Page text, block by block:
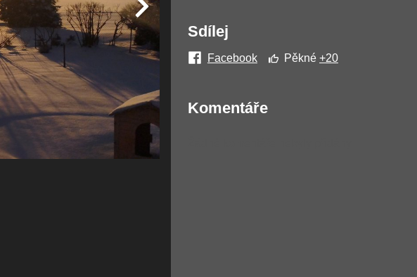
Sdílej
Facebook Pěkné +20
Komentáře